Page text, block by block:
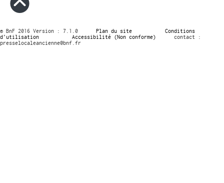
© BnF 2016 Version : 7.1.0 Plan du site
Conditions
d’utilisation
Accessibilité (Non conforme)
contact :
presselocaleancienne@bnf.fr